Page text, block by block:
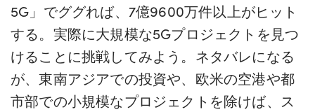
5G」でググれば、7億9600万件以上がヒット
する。実際に大規模な5Gプロジェクトを見つ
けることに挑戦してみよう。ネタバレになる
が、東南アジアでの投資や、欧米の空港や都
市部での小規模なプロジェクトを除けば、ス